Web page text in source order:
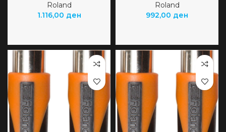
Roland
1.116,00 ден
Roland
992,00 ден